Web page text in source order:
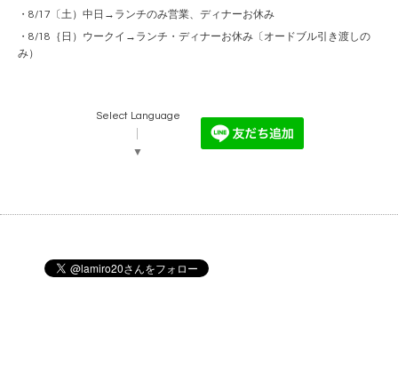
・8/17〔土）中日→ランチのみ営業、ディナーお休み
・8/18｛日）ウークイ→ランチ・ディナーお休み〔オードブル引き渡しの
み）
Select Language
▼